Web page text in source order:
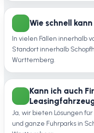
Wie schnell
In vielen Fällen innerhalb
Standort innerhalb
Württemberg.
Kann ich auch
Ja, wir bieten Lösungen
und ganze Fuhrparks in